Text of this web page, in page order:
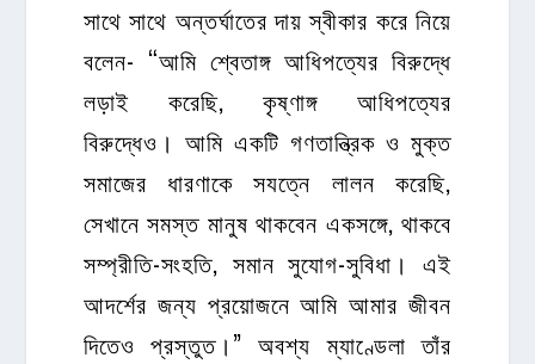
সাথে সাথে অন্তর্ঘাতের দায় স্বীকার করে নিয়ে
বলেন- “আমি শ্বেতাঙ্গ আধিপত্যের বিরুদ্ধে
লড়াই করেছি, কৃষ্ণাঙ্গ আধিপত্যের
বিরুদ্ধেও। আমি একটি গণতান্ত্রিক ও মুক্ত
সমাজের ধারণাকে সযত্নে লালন করেছি,
সেখানে সমস্ত মানুষ থাকবেন একসঙ্গে, থাকবে
সম্প্রীতি-সংহতি, সমান সুযোগ-সুবিধা। এই
আদর্শের জন্য প্রয়োজনে আমি আমার জীবন
দিতেও প্রস্তুত।” অবশ্য ম্যাণ্ডেলা তাঁর